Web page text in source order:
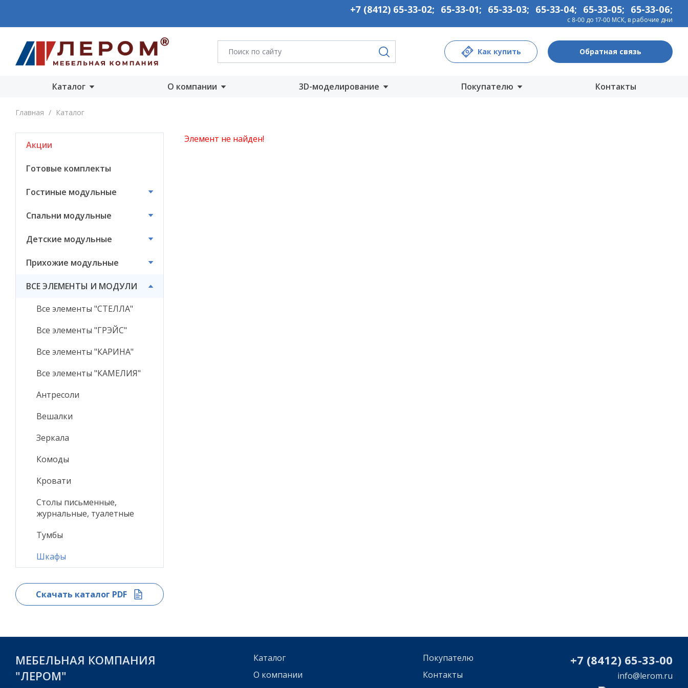
+7 (8412) 65-33-02; 65-33-01; 65-33-03; 65-33-04; 65-33-05; 65-33-06;
с 8-00 до 17-00 МСК, в рабочие дни
Как купить Обратная связь
Каталог
Акции
Детские модульные
Прихожие
ВСЕ ЭЛЕМЕНТЫ И
МОДУЛИ
О компании
3D-моделирование
Покупателю
Контакты
Главная / Каталог
Акции
Готовые комплекты
Гостиные модульные
Спальни модульные
Детские модульные
Прихожие модульные
ВСЕ ЭЛЕМЕНТЫ И МОДУЛИ
Все элементы "СТЕЛЛА"
Все элементы "ГРЭЙС"
Все элементы "КАРИНА"
Все элементы "КАМЕЛИЯ"
Антресоли
Вешалки
Зеркала
Комоды
Кровати
Столы письменные,
журнальные, туалетные
Тумбы
Шкафы
Скачать каталог PDF
Элемент не найден!
МЕБЕЛЬНАЯ КОМПАНИЯ
"ЛЕРОМ"
Каталог
О компании
Покупателю
Контакты
+7 (8412) 65-33-00
info@lerom.ru